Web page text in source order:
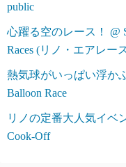
public
心躍る空のレース！ @
Races (リノ・エアレー
熱気球がいっぱい浮か
Balloon Race
リノの定番大人気イベ
Cook-Off